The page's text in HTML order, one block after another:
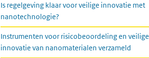
Is regelgeving klaar voor veilige innovatie met
nanotechnologie?
Instrumenten voor risicobeoordeling en veilige
innovatie van nanomaterialen verzameld